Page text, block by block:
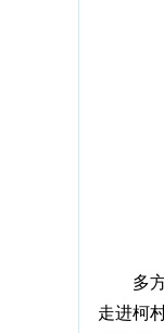
多
走进柯